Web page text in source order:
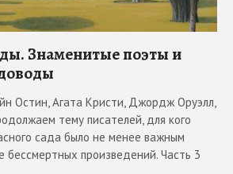
Знаменитые поэты и
Остин, Агата Кристи, Джордж Оруэлл,
тему писателей, для кого
сада было не менее важным
бессмертных произведений. Часть 3